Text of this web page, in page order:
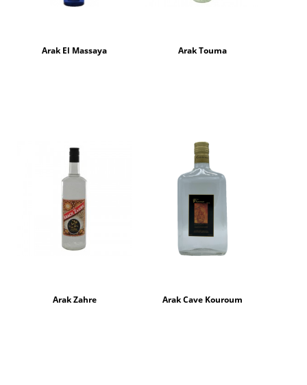
Arak El Massaya Arak Touma
Arak Zahre Arak Cave Kouroum